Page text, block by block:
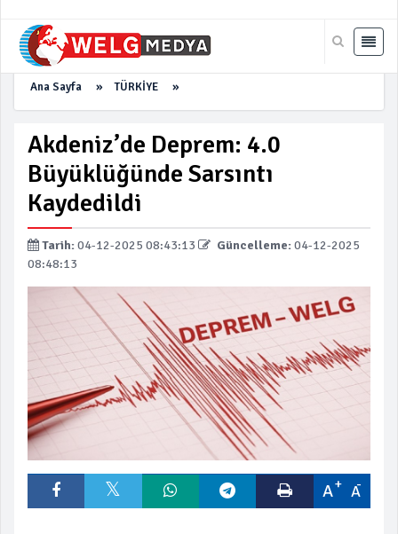
Ana Sayfa » TÜRKİYE »
Akdeniz’de Deprem: 4.0
Büyüklüğünde Sarsıntı
Kaydedildi
Tarih:04-12-2025 08:43:13 Güncelleme:04-12-2025
08:48:13
A A